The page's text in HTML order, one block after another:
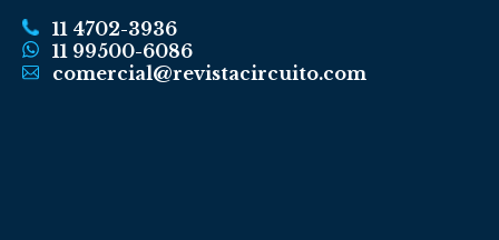
11 4702-3936
11 99500-6086
comercial@revistacircuito.com